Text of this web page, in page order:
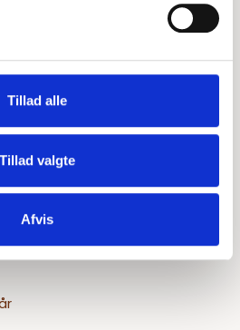
Tillad alle
Tillad valgte
Afvis
fået venner og jeg
gå i skole og lære